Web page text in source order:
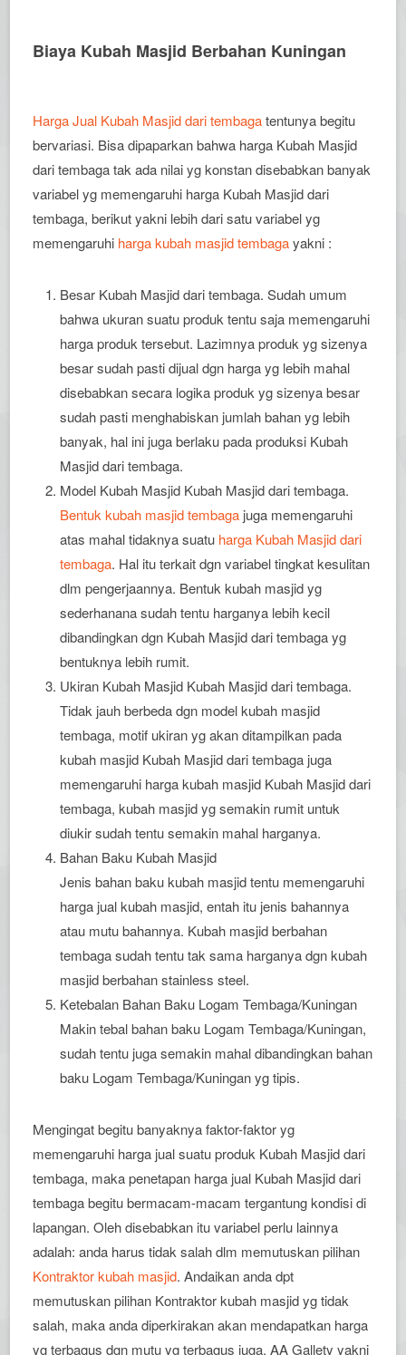
Biaya Kubah Masjid Berbahan Kuningan
Harga Jual Kubah Masjid dari tembagatentunya begitu
bervariasi. Bisa dipaparkan bahwa harga Kubah Masjid
dari tembaga tak ada nilai yg konstan disebabkan banyak
variabel yg memengaruhi harga Kubah Masjid dari
tembaga, berikut yakni lebih dari satu variabel yg
memengaruhi harga kubah masjid tembagayakni :
Besar Kubah Masjid dari tembaga. Sudah umum
bahwa ukuran suatu produk tentu saja memengaruhi
harga produk tersebut. Lazimnya produk yg sizenya
besar sudah pasti dijual dgn harga yg lebih mahal
disebabkan secara logika produk yg sizenya besar
sudah pasti menghabiskan jumlah bahan yg lebih
banyak, hal ini juga berlaku pada produksi Kubah
Masjid dari tembaga.
Model Kubah Masjid Kubah Masjid dari tembaga.
Bentuk kubah masjid tembaga juga memengaruhi
atas mahal tidaknya suatu harga Kubah Masjid dari
tembaga. Hal itu terkait dgn variabel tingkat kesulitan
dlm pengerjaannya. Bentuk kubah masjid yg
sederhanana sudah tentu harganya lebih kecil
dibandingkan dgn Kubah Masjid dari tembaga yg
bentuknya lebih rumit.
Ukiran Kubah Masjid Kubah Masjid dari tembaga.
Tidak jauh berbeda dgn model kubah masjid
tembaga, motif ukiran yg akan ditampilkan pada
kubah masjid Kubah Masjid dari tembaga juga
memengaruhi harga kubah masjid Kubah Masjid dari
tembaga, kubah masjid yg semakin rumit untuk
diukir sudah tentu semakin mahal harganya.
Bahan Baku Kubah Masjid
Jenis bahan baku kubah masjid tentu memengaruhi
harga jual kubah masjid, entah itu jenis bahannya
atau mutu bahannya. Kubah masjid berbahan
tembaga sudah tentu tak sama harganya dgn kubah
masjid berbahan stainless steel.
Ketebalan Bahan Baku Logam Tembaga/Kuningan
Makin tebal bahan baku Logam Tembaga/Kuningan,
sudah tentu juga semakin mahal dibandingkan bahan
baku Logam Tembaga/Kuningan yg tipis.
Mengingat begitu banyaknya faktor-faktor yg
memengaruhi harga jual suatu produk Kubah Masjid dari
tembaga, maka penetapan harga jual Kubah Masjid dari
tembaga begitu bermacam-macam tergantung kondisi di
lapangan. Oleh disebabkan itu variabel perlu lainnya
adalah: anda harus tidak salah dlm memutuskan pilihan
Kontraktor kubah masjid. Andaikan anda dpt
memutuskan pilihan Kontraktor kubah masjid yg tidak
salah, maka anda diperkirakan akan mendapatkan harga
yg terbagus dgn mutu yg terbagus juga. AA Gallety yakni